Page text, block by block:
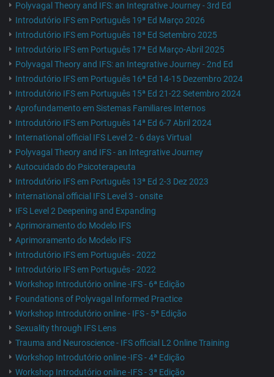
Polyvagal Theory and IFS: an Integrative Journey - 3rd Ed
Introdutório IFS em Português 19ª Ed Março 2026
Introdutório IFS em Português 18ª Ed Setembro 2025
Introdutório IFS em Português 17ª Ed Março-Abril 2025
Polyvagal Theory and IFS: an Integrative Journey - 2nd Ed
Introdutório IFS em Português 16ª Ed 14-15 Dezembro 2024
Introdutório IFS em Português 15ª Ed 21-22 Setembro 2024
Aprofundamento em Sistemas Familiares Internos
Introdutório IFS em Português 14ª Ed 6-7 Abril 2024
International official IFS Level 2 - 6 days Virtual
Polyvagal Theory and IFS - an Integrative Journey
Autocuidado do Psicoterapeuta
Introdutório IFS em Português 13ª Ed 2-3 Dez 2023
International official IFS Level 3 - onsite
IFS Level 2 Deepening and Expanding
Aprimoramento do Modelo IFS
Aprimoramento do Modelo IFS
Introdutório IFS em Português - 2022
Introdutório IFS em Português - 2022
Workshop Introdutório online -IFS - 6ª Edição
Foundations of Polyvagal Informed Practice
Workshop Introdutório online - IFS - 5ª Edição
Sexuality through IFS Lens
Trauma and Neuroscience - IFS official L2 Online Training
Workshop Introdutório online -IFS - 4ª Edição
Workshop Introdutório online -IFS - 3ª Edição